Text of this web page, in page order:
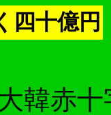
四十億円
韓赤十